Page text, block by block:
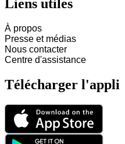
Liens utiles
À propos
Presse et médias
Nous contacter
Centre d'assistance
Télécharger l'appli